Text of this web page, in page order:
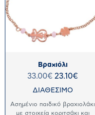
Βραχιόλι
33.00€ 23.10€
ΔΙΑΘΕΣΙΜΟ
Ασημένιο παιδικό βραχιολάκι
με στοιχεία κοριτσάκι και